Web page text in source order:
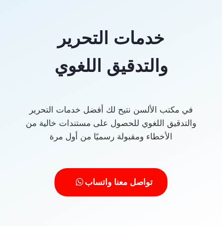
خدمات التحرير
والتدقيق اللغوي
في مكتب الألسن نتيح لك أفضل خدمات التحرير
والتدقيق اللغوي للحصول على مستندات خالية من
الأخطاء ومقبولة رسميًا من أول مرة
تواصل معنا واتساب